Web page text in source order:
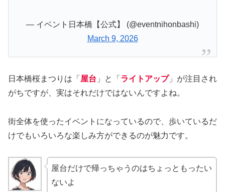
— イベント日本橋【公式】 (@eventnihonbashi)
March 9, 2026
日本橋桜まつりは「 屋台 」と「 ライトアップ」が注目され
がちですが、実はそれだけではないんですよね。
街全体を使ったイベントになっているので、歩いているだ
けでもいろいろな楽しみ方ができるのが魅力です。
屋台だけで帰っちゃうのはちょっともったい
ないよ